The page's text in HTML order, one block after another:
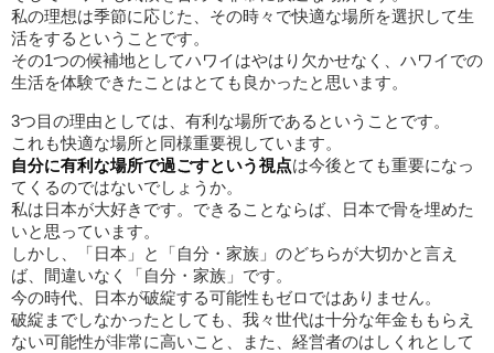
私の理想は季節に応じた、その時々で快適な場所を選択して生
活をするということです。
その1つの候補地としてハワイはやはり欠かせなく、ハワイでの
生活を体験できたことはとても良かったと思います。
3つ目の理由としては、有利な場所であるということです。
これも快適な場所と同様重要視しています。
自分に有利な場所で過ごすという視点は今後とても重要になっ
てくるのではないでしょうか。
私は日本が大好きです。できることならば、日本で骨を埋めた
いと思っています。
しかし、「日本」と「自分・家族」のどちらが大切かと言え
ば、間違いなく「自分・家族」です。
今の時代、日本が破綻する可能性もゼロではありません。
破綻までしなかったとしても、我々世代は十分な年金ももらえ
ない可能性が非常に高いこと、また、経営者のはしくれとして